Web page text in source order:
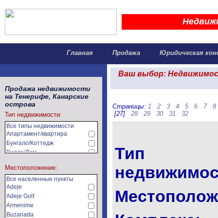
Главная Продажа Юридическая
Продажа недвижимости
на Тенерифе, Канарские
острова
Тип недвижимости:
Все типы недвижимости
Апартамент/квартира
Бунгало/Коттедж
Вилла/Дом
Коммерческая
недвижимость
Сельхозугодья/фермы
Местоположение:
Все населенные пункты
Adeje
Adeje Golf
Armenime
Buzanada
Ваш выбор:
Страницы: 1 2 3 4 5 6 7
8
[27] 28 29 30 31 32
Тип